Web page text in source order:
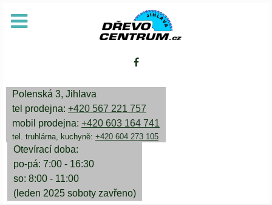
Polenská 3, Jihlava
tel prodejna: +420 567 221 757
mobil prodejna: +420 603 164 741
tel. truhlárna, kuchyně: +420 604 273 105
Otevírací doba:
po-pá: 7:00 - 16:30
so: 8:00 - 11:00
(leden 2025 soboty zavřeno)